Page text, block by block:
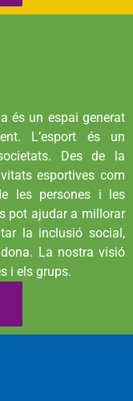
és un espai generat
L’esport és un
Des de la
esportives com
les persones i les
pot ajudar a millorar
la inclusió social,
dona. La nostra visió
i els grups.